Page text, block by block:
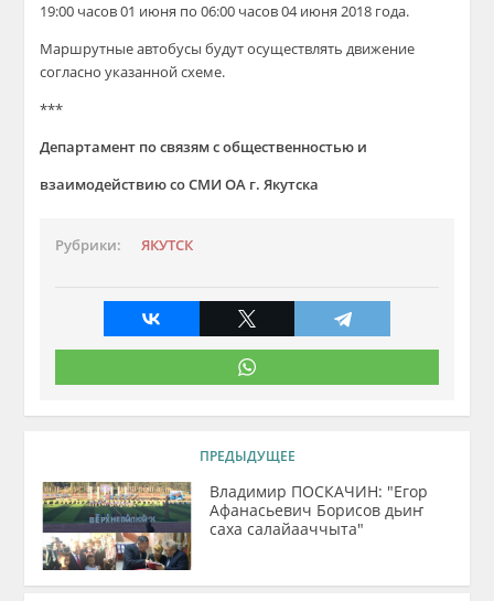
19:00 часов 01 июня по 06:00 часов 04 июня 2018 года.
Маршрутные автобусы будут осуществлять движение
согласно указанной схеме.
***
Департамент по связям с общественностью и
взаимодействию со СМИ ОА г. Якутска
Рубрики: ЯКУТСК
ПРЕДЫДУЩЕЕ
Владимир ПОСКАЧИН: "Егор
Афанасьевич Борисов дьиҥ
саха салайааччыта"